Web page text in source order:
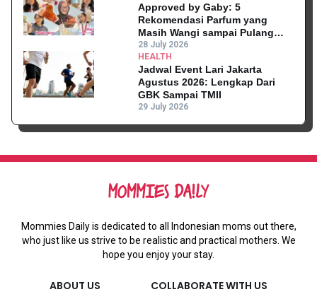
Approved by Gaby: 5
Rekomendasi Parfum yang
Masih Wangi sampai Pulang
Kantor
28 July 2026
HEALTH
Jadwal Event Lari Jakarta
Agustus 2026: Lengkap Dari
GBK Sampai TMII
29 July 2026
Mommies Daily is dedicated to all Indonesian moms out there,
who just like us strive to be realistic and practical mothers. We
hope you enjoy your stay.
ABOUT US COLLABORATE WITH US